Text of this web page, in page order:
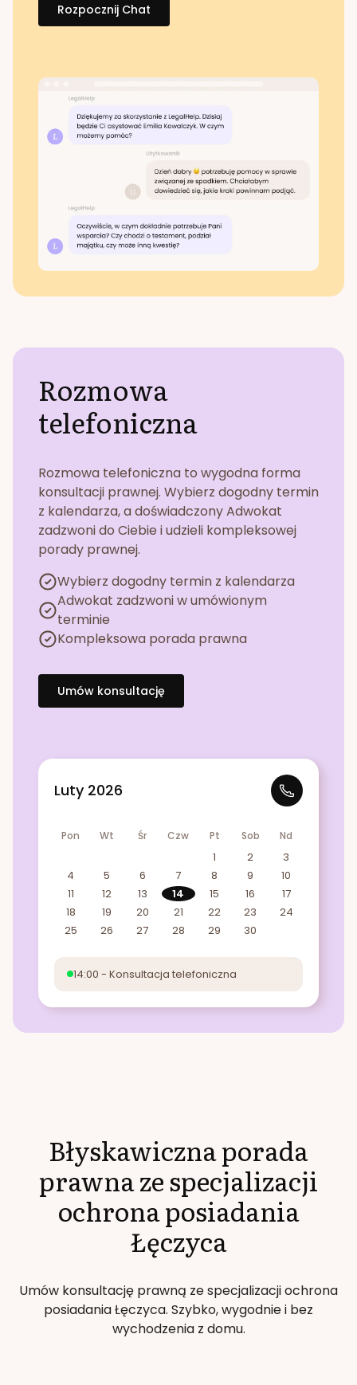
Rozpocznij Chat
Rozmowa
telefoniczna
Rozmowa telefoniczna to wygodna forma
konsultacji prawnej. Wybierz dogodny termin
z kalendarza, a doświadczony Adwokat
zadzwoni do Ciebie i udzieli kompleksowej
porady prawnej.
Wybierz dogodny termin z kalendarza
Adwokat zadzwoni w umówionym
terminie
Kompleksowa porada prawna
Umów konsultację
Luty 2026
Pon Wt Śr Czw Pt Sob Nd
1 2
3
4
5 6 7 8 9
10
11
12 13 14 15 16
17
18
19 20 21 22 23
24
25
26 27 28 29 30
14:00 - Konsultacja telefoniczna
Błyskawiczna porada
prawna ze specjalizacji
ochrona posiadania
Łęczyca
Umów konsultację prawną ze specjalizacjiochrona
posiadaniaŁęczyca. Szybko, wygodnie i bez
wychodzenia z domu.